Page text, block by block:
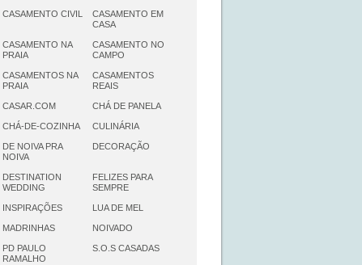
CASAMENTO CIVIL
CASAMENTO EM
CASA
CASAMENTO NA
PRAIA
CASAMENTO NO
CAMPO
CASAMENTOS NA
PRAIA
CASAMENTOS
REAIS
CASAR.COM CHÁ DE PANELA
CHÁ-DE-COZINHA CULINÁRIA
DE NOIVA PRA
NOIVA
DECORAÇÃO
DESTINATION
WEDDING
FELIZES PARA
SEMPRE
INSPIRAÇÕES LUA DE MEL
MADRINHAS NOIVADO
PD PAULO
RAMALHO
S.O.S CASADAS